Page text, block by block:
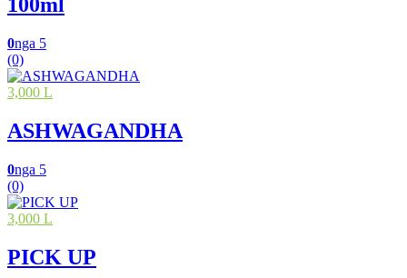
0nga 5
(0)
3,000 L
ASHWAGANDHA
0nga 5
(0)
3,000 L
PICK UP